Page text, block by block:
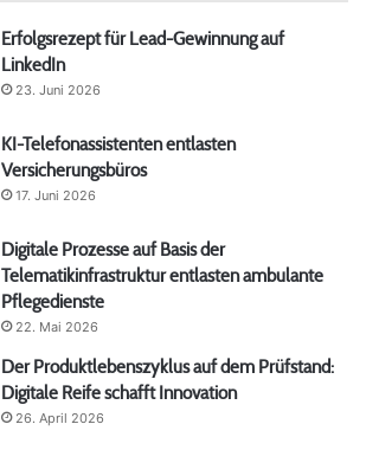
Erfolgsrezept für Lead-Gewinnung auf
LinkedIn
23. Juni 2026
KI-Telefonassistenten entlasten
Versicherungsbüros
17. Juni 2026
Digitale Prozesse auf Basis der
Telematikinfrastruktur entlasten ambulante
Pflegedienste
22. Mai 2026
Der Produktlebenszyklus auf dem Prüfstand:
Digitale Reife schafft Innovation
26. April 2026